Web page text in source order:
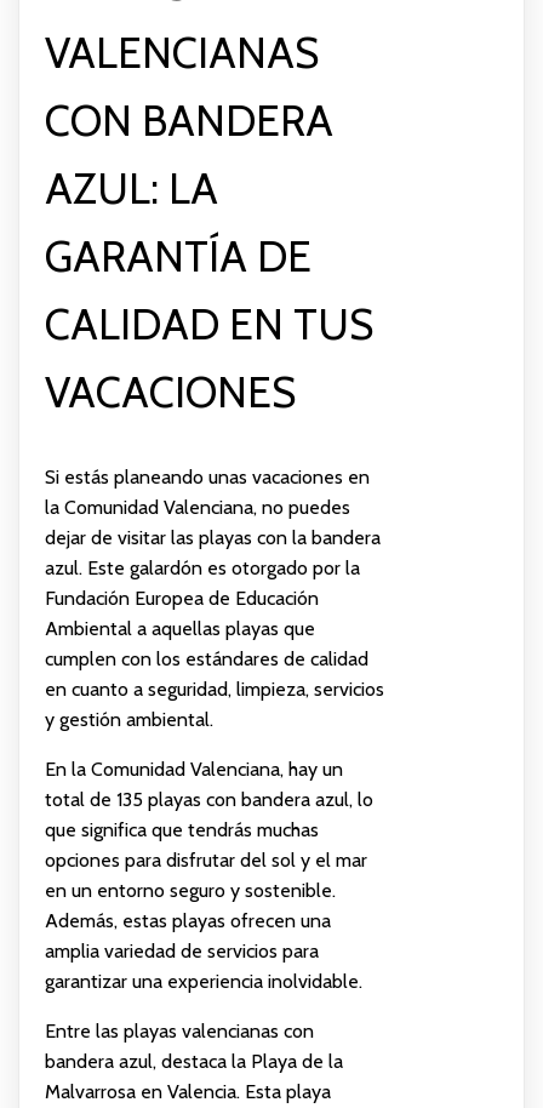
VALENCIANAS
CON BANDERA
AZUL: LA
GARANTÍA DE
CALIDAD EN TUS
VACACIONES
Si estás planeando unas vacaciones en
la Comunidad Valenciana, no puedes
dejar de visitar las playas con la bandera
azul. Este galardón es otorgado por la
Fundación Europea de Educación
Ambiental a aquellas playas que
cumplen con los estándares de calidad
en cuanto a seguridad, limpieza, servicios
y gestión ambiental.
En la Comunidad Valenciana, hay un
total de 135 playas con bandera azul, lo
que significa que tendrás muchas
opciones para disfrutar del sol y el mar
en un entorno seguro y sostenible.
Además, estas playas ofrecen una
amplia variedad de servicios para
garantizar una experiencia inolvidable.
Entre las playas valencianas con
bandera azul, destaca la Playa de la
Malvarrosa en Valencia. Esta playa